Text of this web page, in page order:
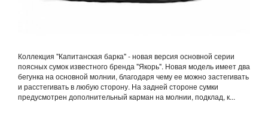
Коллекция "Капитанская барка" - новая версия основной серии
поясных сумок известного бренда "Якорь". Новая модель имеет два
бегунка на основной молнии, благодаря чему ее можно застегивать
и расстегивать в любую сторону. На задней стороне сумки
предусмотрен дополнительный карман на молнии, подклад, к...